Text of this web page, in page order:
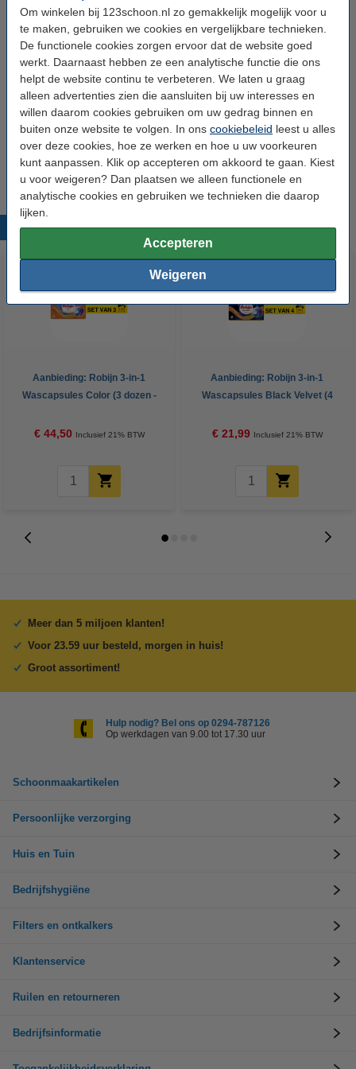
Om winkelen bij 123schoon.nl zo gemakkelijk mogelijk voor u
te maken, gebruiken we cookies en vergelijkbare technieken.
De functionele cookies zorgen ervoor dat de website goed
werkt. Daarnaast hebben ze een analytische functie die ons
helpt de website continu te verbeteren. We laten u graag
alleen advertenties zien die aansluiten bij uw interesses en
willen daarom cookies gebruiken om uw gedrag binnen en
buiten onze website te volgen. In ons cookiebeleid leest u alles
over deze cookies, hoe ze werken en hoe u uw voorkeuren
kunt aanpassen. Klik op accepteren om akkoord te gaan. Kiest
u voor weigeren? Dan plaatsen we alleen functionele en
analytische cookies en gebruiken we technieken die daarop
lijken.
Accepteren
Weigeren
Type: Wasmiddel
Soort: Capsules
Geschikt voor: Witte was
Wasbeurten: 120 wasbeurten
Aantal: 3 stuks
Populaire producten
Aanbieding: Robijn 3-in-1
Wascapsules Color (3 dozen -
€ 44,50 Inclusief 21% BTW
Aanbieding: Robijn 3-in-1
Wascapsules Black Velvet (4
€ 21,99 Inclusief 21% BTW
Meer dan 5 miljoen klanten!
Voor 23.59 uur besteld, morgen in huis!
Groot assortiment!
Hulp nodig? Bel ons op 0294-787126
Op werkdagen van 9.00 tot 17.30 uur
Schoonmaakartikelen
Persoonlijke verzorging
Huis en Tuin
Bedrijfshygiëne
Filters en ontkalkers
Klantenservice
Ruilen en retourneren
Bedrijfsinformatie